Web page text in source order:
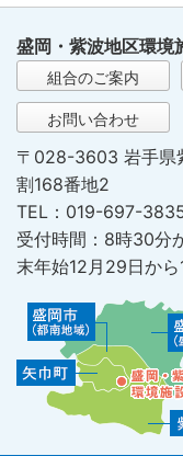
盛岡・紫波地区環境
組合のご案内
お問い合わせ
〒028-3603 岩手県
割168番地2
TEL：019-697-
受付時間：8時30分
末年始12月29日から